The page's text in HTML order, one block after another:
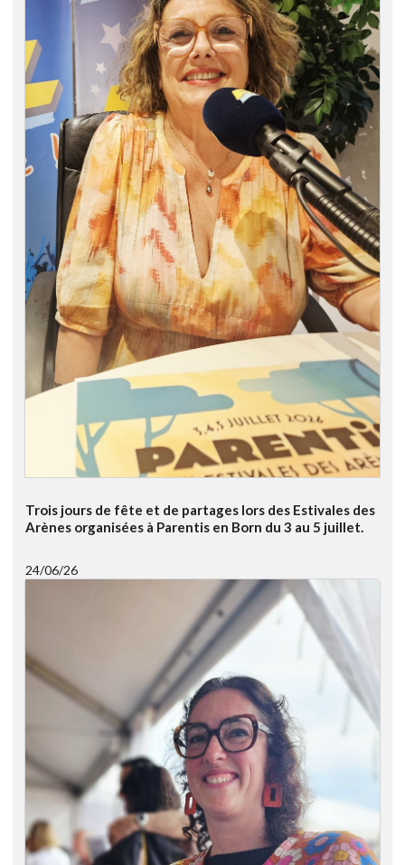
Trois jours de fête et de partages lors des Estivales des
Arènes organisées à Parentis en Born du 3 au 5 juillet.
24/06/26